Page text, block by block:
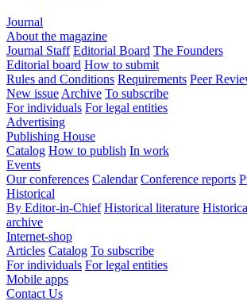
Journal
About the magazine
Journal Staff Editorial Board The Founders
Editorial board How to submit
Rules and Conditions Requirements Peer
New issue Archive To subscribe
For individuals For legal entities
Advertising
Publishing House
Catalog How to publish In work
Events
Our conferences Calendar Conference reports
Historical
By Editor-in-Chief Historical literature
archive
Internet-shop
Articles Catalog To subscribe
For individuals For legal entities
Mobile apps
Contact Us